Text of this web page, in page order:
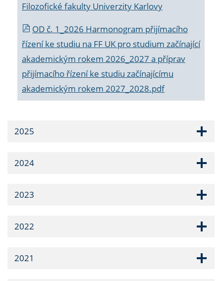
Filozofické fakulty Univerzity Karlovy
OD č. 1_2026 Harmonogram přijímacího
řízení ke studiu na FF UK pro studium začínající
akademickým rokem 2026_2027 a příprav
přijímacího řízení ke studiu začínajícímu
akademickým rokem 2027_2028.pdf
2025
2024
2023
2022
2021